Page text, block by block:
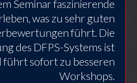
Seminar faszinierende
was zu sehr guten
führt. Die
des DFPS-Systems ist
führt sofort zu besseren
Workshops.